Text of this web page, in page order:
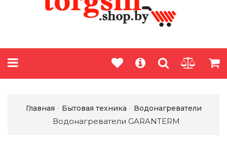
Главная Бытовая техника Водонагреватели
Водонагреватели GARANTERM